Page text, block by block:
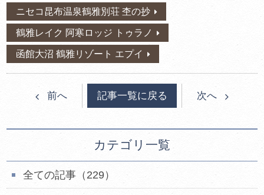
ニセコ昆布温泉鶴雅別荘 杢の抄
鶴雅レイク 阿寒ロッジ トゥラノ
函館大沼 鶴雅リゾート エプイ
前へ 記事一覧に戻る 次へ
カテゴリ一覧
全ての記事（229）